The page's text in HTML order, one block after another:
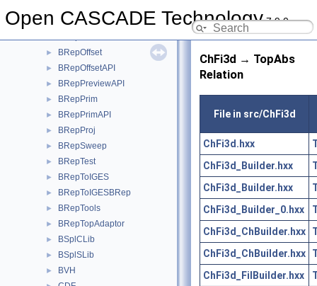
Open CASCADE Technology7.9.0
BRepMesh
► BRepOffset
► BRepOffsetAPI
► BRepPreviewAPI
► BRepPrim
► BRepPrimAPI
► BRepProj
► BRepSweep
► BRepTest
► BRepToIGES
► BRepToIGESBRep
► BRepTools
► BRepTopAdaptor
► BSplCLib
► BSplSLib
► BVH
ChFi3d → TopAbs
Relation
File in src/ChFi3d
ChFi3d.hxx
ChFi3d_Builder.hxx
ChFi3d_Builder.hxx
ChFi3d_Builder_0.hxx
ChFi3d_ChBuilder.hxx
ChFi3d_ChBuilder.hxx
ChFi3d_FilBuilder.hxx